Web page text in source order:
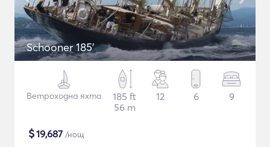
Schooner 185'
Ветроходна яхта
185 ft
56 m
12 6 9
$19,687 /нощ